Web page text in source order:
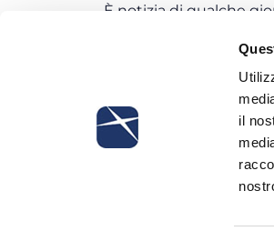
il
È notizia di qualche
provvedimento del 6
posta elettronica nel
conservazione dei
avviene a distanza di
documento di
perplessità e
una consultazione